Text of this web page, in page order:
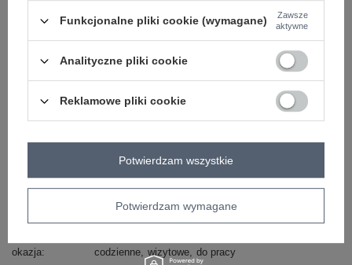
ZALOGUJ SIĘ I ZOBACZ CENĘ
Masz pytanie? Chętnie pomożemy.
elastan
sposób prania : pranie w pralce w 30°C
Kod produktu
MI-SD-G9137.16P
ITALY MODA
okazja
codzienne wizytowe do pracy
Funkcjonalne pliki cookie (wymagane)
Zawsze
aktywne
Analityczne pliki cookie
Reklamowe pliki cookie
Potwierdzam wymagane
Potwierdzam wszystkie